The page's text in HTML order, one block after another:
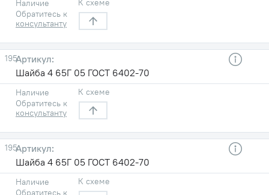
Наличие
Обратитесь к
консультанту
К схеме
195
Шайба 4 65Г 05 ГОСТ 6402-70
Наличие
Обратитесь к
консультанту
К схеме
195
Шайба 4 65Г 05 ГОСТ 6402-70
Наличие
Обратитесь к
К схеме